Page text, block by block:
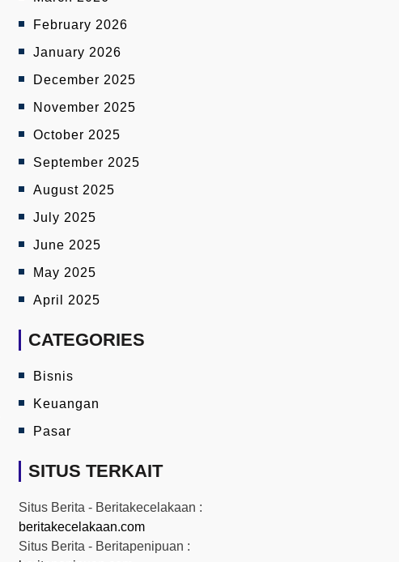
February 2026
January 2026
December 2025
November 2025
October 2025
September 2025
August 2025
July 2025
June 2025
May 2025
April 2025
CATEGORIES
Bisnis
Keuangan
Pasar
SITUS TERKAIT
Situs Berita - Beritakecelakaan :
beritakecelakaan.com
Situs Berita - Beritapenipuan :